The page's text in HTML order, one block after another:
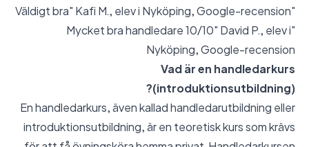
"Väldigt bra" Kafi M., elev i Nyköping,
Google-recension
"Mycket bra handledare 10/10" David P., elev i
Nyköping,Google-recension
Vad är en handledarkurs
(introduktionsutbildning)?
En handledarkurs, även kallad handledarutbildning eller
introduktionsutbildning, är en teoretisk kurs som krävs